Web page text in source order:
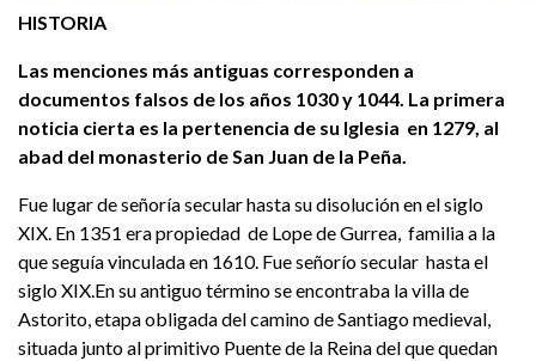
HISTORIA
Las menciones más antiguas corresponden a
documentos falsos de los años 1030 y 1044. La primera
noticia cierta es la pertenencia de su Iglesia en 1279, al
abad del monasterio de San Juan de la Peña.
Fue lugar de señoría secular hasta su disolución en el siglo
XIX. En 1351 era propiedad de Lope de Gurrea, familia a la
que seguía vinculada en 1610. Fue señorío secular hasta el
siglo XIX.En su antiguo término se encontraba la villa de
Astorito, etapa obligada del camino de Santiago medieval,
situada junto al primitivo Puente de la Reina del que quedan